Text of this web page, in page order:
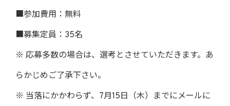
■参加費用：無料
■募集定員：35名
※ 応募多数の場合は、選考とさせていただきます。あ
らかじめご了承下さい。
※ 当落にかかわらず、7月15日（木）までにメールに